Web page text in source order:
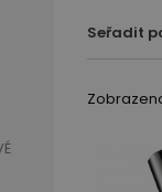
Seřadit